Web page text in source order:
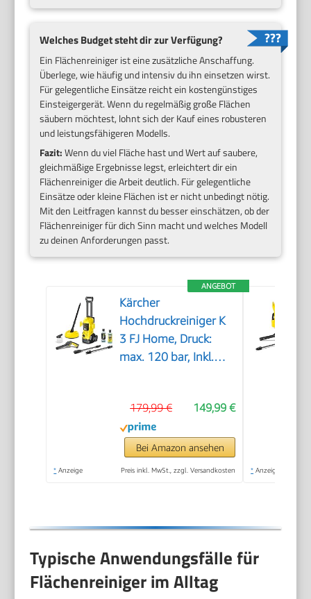
Welches Budget steht dir zur Verfügung?
Ein Flächenreiniger ist eine zusätzliche Anschaffung.
Überlege, wie häufig und intensiv du ihn einsetzen wirst.
Für gelegentliche Einsätze reicht ein kostengünstiges
Einsteigergerät. Wenn du regelmäßig große Flächen
säubern möchtest, lohnt sich der Kauf eines robusteren
und leistungsfähigeren Modells.
Fazit:Wenn du viel Fläche hast und Wert auf saubere,
gleichmäßige Ergebnisse legst, erleichtert dir ein
Flächenreiniger die Arbeit deutlich. Für gelegentliche
Einsätze oder kleine Flächen ist er nicht unbedingt nötig.
Mit den Leitfragen kannst du besser einschätzen, ob der
Flächenreiniger für dich Sinn macht und welches Modell
zu deinen Anforderungen passt.
ANGEBOT
Kärcher
Hochdruckreiniger K
3 FJ Home, Druck:
max. 120 bar, Inkl.
und höchste
Schmutzlösekraft &
HomeKit, gelb
149,99 €
179,99 €
Bei Amazon ansehen
* Anzeige Preis inkl. MwSt., zzgl. Versandkosten * Anzeige
Typische Anwendungsfälle für
Flächenreiniger im Alltag